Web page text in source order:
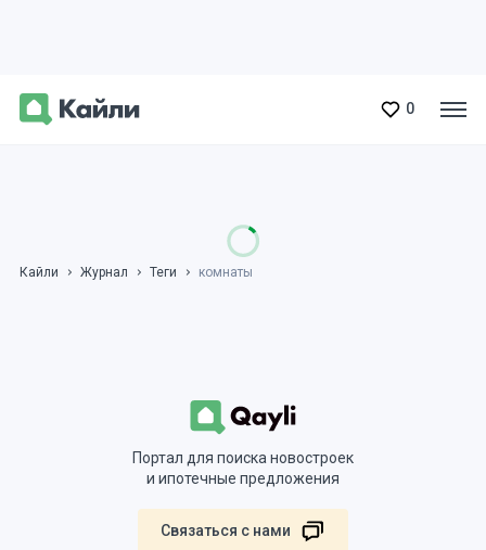
0
Кайли Журнал Теги комнаты
Портал для поиска новостроек
и ипотечные предложения
Связаться с нами